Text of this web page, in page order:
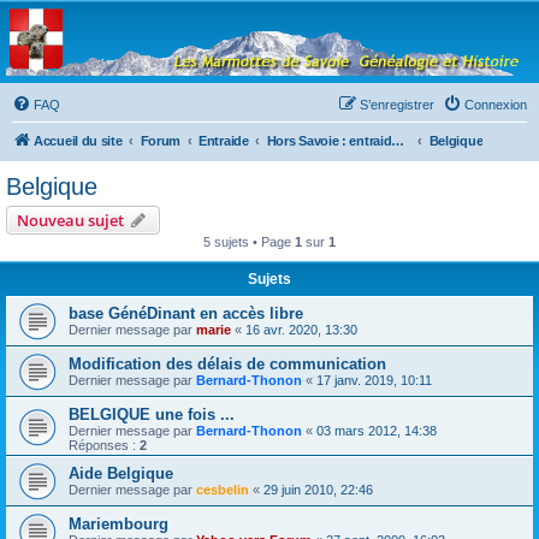
Les Marmottes de
Savoie
Forum d'entraide généalogique
FAQ
Connexion
S’enregistrer
Accueil du site Forum Entraide Hors Savoie : entraide généalogique Belgique
Belgique
Nouveau sujet
5 sujets • Page 1 sur 1
Sujets
base GénéDinant en accès libre
Dernier message par marie « 16 avr. 2020, 13:30
Modification des délais de communication
Dernier message par Bernard-Thonon « 17 janv. 2019, 10:11
BELGIQUE une fois ...
Dernier message par Bernard-Thonon « 03 mars 2012, 14:38
Réponses : 2
Aide Belgique
Dernier message par cesbelin « 29 juin 2010, 22:46
Mariembourg